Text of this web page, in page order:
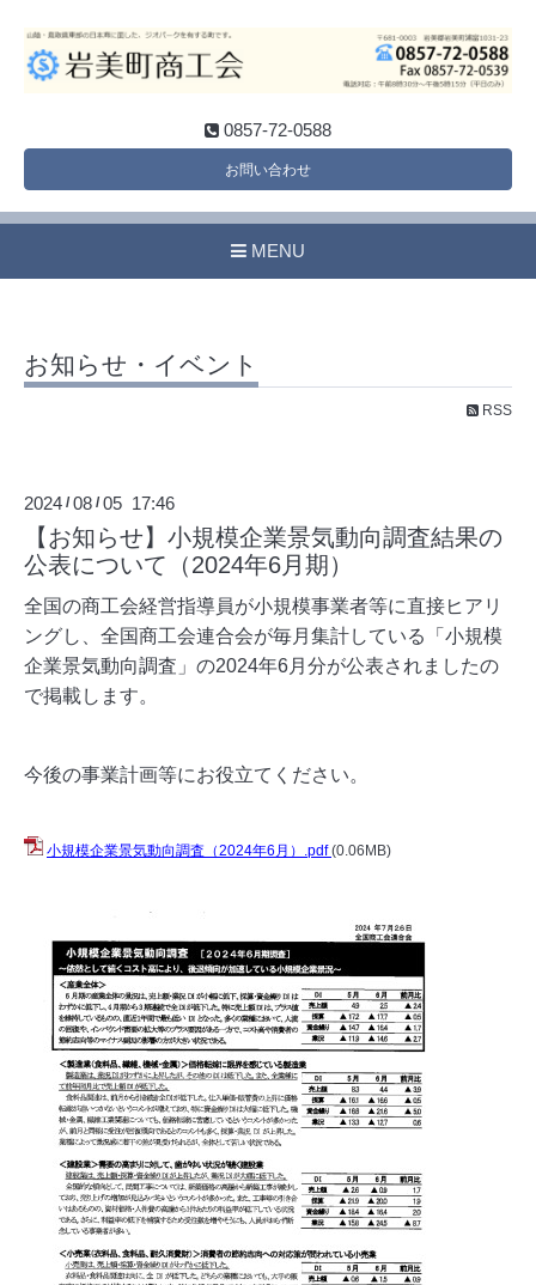
0857-72-0588
お問い合わせ
MENU
お知らせ・イベント
RSS
2024 /08 /05 17:46
【お知らせ】小規模企業景気動向調査結果の
公表について（2024年6月期）
全国の商工会経営指導員が小規模事業者等に直接ヒアリ
ングし、全国商工会連合会が毎月集計している「小規模
企業景気動向調査」の2024年6月分が公表されましたの
で掲載します。
今後の事業計画等にお役立てください。
小規模企業景気動向調査（2024年6月）.pdf (0.06MB)